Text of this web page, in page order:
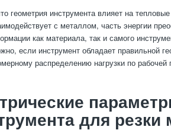
геометрия инструмента влияет на
с металлом, часть энергии
как материала, так и самого
если инструмент обладает правильной
распределению нагрузки по рабочей
для резки